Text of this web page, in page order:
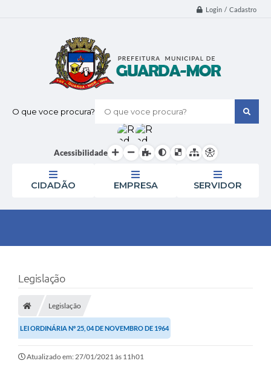
Login / Cadastro
O que voce procura?
Acessibilidade
CIDADÃO EMPRESA SERVIDOR
Legislação
Legislação
LEI ORDINÁRIA Nº 25, 04 DE NOVEMBRO DE 1964
Atualizado em: 27/01/2021 às 11h01